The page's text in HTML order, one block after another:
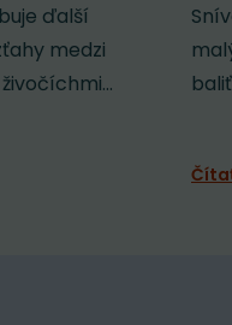
ďalší
medzi